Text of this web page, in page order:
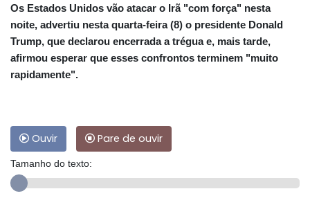
Os Estados Unidos vão atacar o Irã "com força" nesta
noite, advertiu nesta quarta-feira (8) o presidente Donald
Trump, que declarou encerrada a trégua e, mais tarde,
afirmou esperar que esses confrontos terminem "muito
rapidamente".
Ouvir Pare de ouvir
Tamanho do texto: